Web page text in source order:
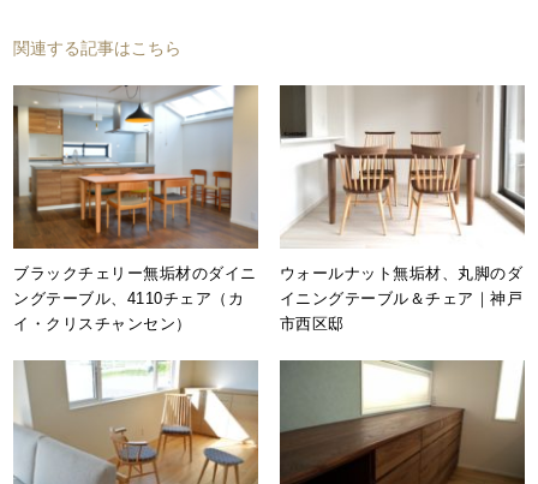
関連する記事はこちら
ブラックチェリー無垢材のダイニ
ングテーブル、4110チェア（カ
イ・クリスチャンセン）
ウォールナット無垢材、丸脚のダ
イニングテーブル＆チェア｜神戸
市西区邸